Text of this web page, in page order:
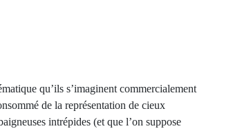
qu’ils s’imaginent commercialement
de la représentation de cieux
intrépides (et que l’on suppose